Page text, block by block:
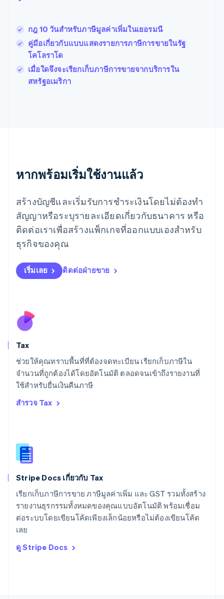
กฎ 10 วันสำหรับภาษีมูลค่าเพิ่มในเยอรมนี
คู่มือเกี่ยวกับแบบแสดงรายการภาษีการขายในรัฐ
โคโลราโด
เมื่อใดจึงจะเรียกเก็บภาษีการขายจากบริการใน
สหรัฐอเมริกา
หากพร้อมเริ่มใช้งานแล้ว
สร้างบัญชีและเริ่มรับการชำระเงินโดยไม่ต้องทำ
สัญญาหรือระบุรายละเอียดเกี่ยวกับธนาคาร หรือ
ติดต่อเราเพื่อสร้างแพ็กเกจที่ออกแบบเองสำหรับ
ธุรกิจของคุณ
เริ่มเลย ติดต่อฝ่ายขาย
Tax
ช่วยให้คุณทราบพื้นที่ที่ต้องจดทะเบียน เรียกเก็บภาษีใน
จำนวนที่ถูกต้องได้โดยอัตโนมัติ ตลอดจนเข้าถึงรายงานที่
ใช้สำหรับยื่นเงินคืนภาษี
สำรวจ Tax
Stripe Docs เกี่ยวกับ Tax
เรียกเก็บภาษีการขาย ภาษีมูลค่าเพิ่ม และ GST รวมทั้งสร้าง
รายงานธุรกรรมทั้งหมดของคุณแบบอัตโนมัติ พร้อมเชื่อม
ต่อระบบโดยเขียนโค้ดเพียงเล็กน้อยหรือไม่ต้องเขียนโค้ด
เลย
ดู Stripe Docs
โปแลนด์
English
ฝรั่งเศส
Français English
ฟินแลนด์
EnglishSvenska
เยอรมนี
โรมาเนีย
English
ลักเซมเบิร์ก
FrançaisDeutschEnglish
ลัตเวีย
English
Deutsch English
ลิทัวเนีย
สโลวาเกีย
English
สวิตเซอร์แลนด์
Deutsch FrançaisItaliano English
สวีเดน
SvenskaEnglish
สหรัฐอเมริกา
EnglishEspañol
English
สาธารณรัฐเช็ก
สิงคโปร์
English简体中文
ออสเตรเลีย
English
ออสเตรีย
ItalianoEnglish